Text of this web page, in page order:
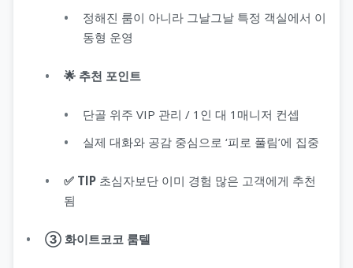
정해진 룸이 아니라 그날그날 특정 객실에서 이
동형 운영
🌟 추천 포인트
단골 위주 VIP 관리 / 1인 대 1매니저 컨셉
실제 대화와 공감 중심으로 ‘피로 풀림’에 집중
✅ TIP 초심자보단 이미 경험 많은 고객에게 추천
됨
③ 화이트코코 룸텔